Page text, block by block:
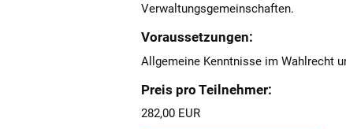
Verwaltungsgemeinschaften.
Voraussetzungen:
Allgemeine Kenntnisse im Wahlrecht
Preis pro Teilnehmer:
282,00 EUR